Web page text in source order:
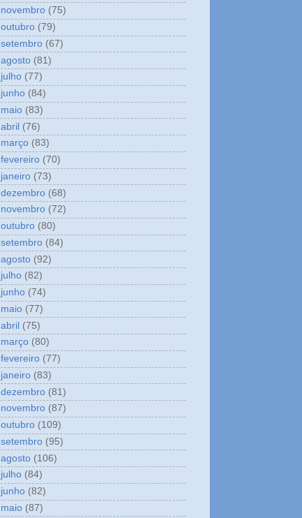
novembro (75)
outubro (79)
setembro (67)
agosto (81)
julho (77)
junho (84)
maio (83)
abril (76)
março (83)
fevereiro (70)
janeiro (73)
dezembro (68)
novembro (72)
outubro (80)
setembro (84)
agosto (92)
julho (82)
junho (74)
maio (77)
abril (75)
março (80)
fevereiro (77)
janeiro (83)
dezembro (81)
novembro (87)
outubro (109)
setembro (95)
agosto (106)
julho (84)
junho (82)
maio (87)